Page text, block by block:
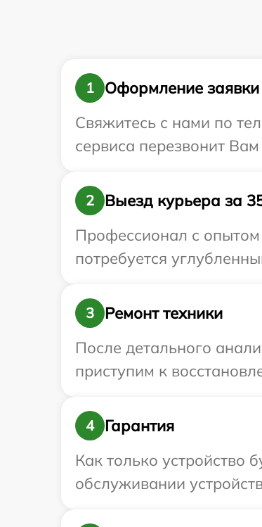
1
Оформление заявки
Свяжитесь с нами по
сервиса перезвонит
2
Выезд курьера за
Профессионал с опытом
потребуется
3
Ремонт техники
После детального
приступим к
4
Гарантия
Как только устройство
обслуживании